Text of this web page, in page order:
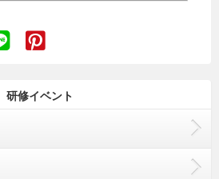
研修イベント